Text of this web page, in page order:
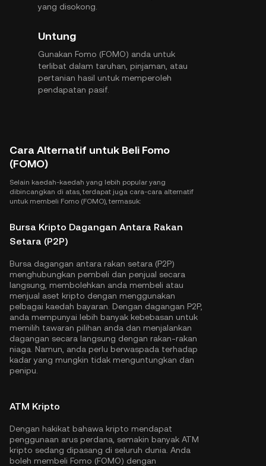
yang disokong.
Untung
Gunakan Fomo (FOMO) anda untuk
terlibat dalam taruhan, pinjaman, atau
pertanian hasil untuk memperoleh
pendapatan pasif.
Cara Alternatif untuk Beli Fomo
(FOMO)
Selain kaedah-kaedah yang lebih popular yang
dibincangkan di atas, terdapat juga cara-cara alternatif
untuk membeli Fomo (FOMO), termasuk:
Bursa Kripto Dagangan Antara Rakan
Setara (P2P)
Bursa dagangan antara rakan setara (P2P)
menghubungkan pembeli dan penjual secara
langsung, membolehkan anda membeli atau
menjual aset kripto dengan menggunakan
pelbagai kaedah bayaran. Dengan dagangan P2P,
anda mempunyai lebih banyak kebebasan untuk
memilih tawaran pilihan anda dan menjalankan
dagangan secara langsung dengan rakan-rakan
niaga. Namun, anda perlu berwaspada terhadap
kadar yang mungkin tidak menguntungkan dan
penipu.
ATM Kripto
Dengan hakikat bahawa kripto mendapat
penggunaan arus perdana, semakin banyak ATM
kripto sedang dipasang di seluruh dunia. Anda
boleh membeli Fomo (FOMO) dengan